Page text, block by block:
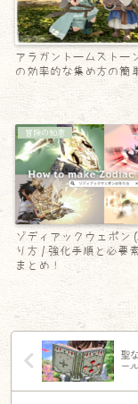
アラガントームストー
の効率的な集め方の簡
冒険の知恵
ゾディアックウェポン
り方 / 強化手順と必要
まとめ！
聖
ー